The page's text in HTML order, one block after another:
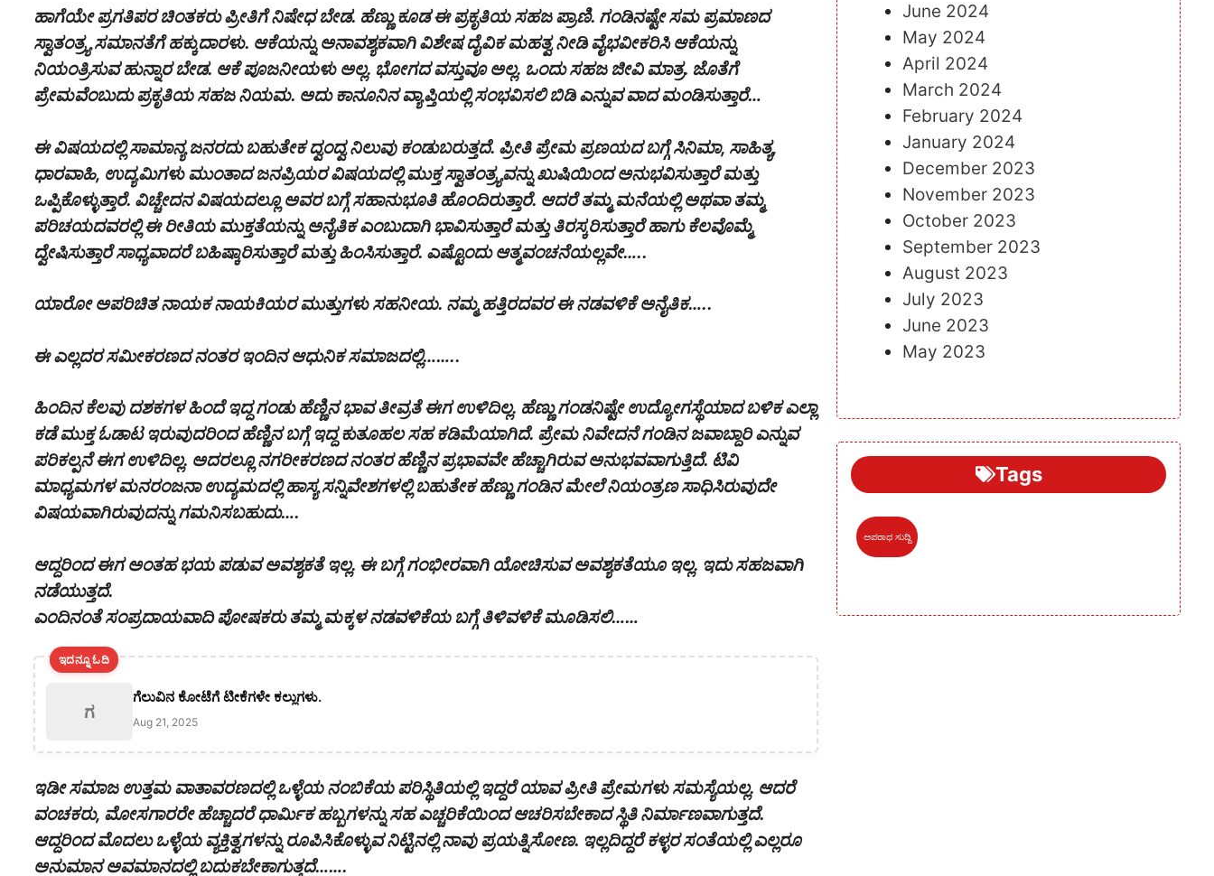
ಹಾಗೆಯೇ ಪ್ರಗತಿಪರ ಚಿಂತಕರು ಪ್ರೀತಿಗೆ ನಿಷೇಧ ಬೇಡ. ಹೆಣ್ಣು ಕೂಡ ಈ ಪ್ರಕೃತಿಯ ಸಹಜ ಪ್ರಾಣಿ. ಗಂಡಿನಷ್ಟೇ ಸಮ ಪ್ರಮಾಣದ
ಸ್ವಾತಂತ್ರ್ಯ ಸಮಾನತೆಗೆ ಹಕ್ಕುದಾರಳು. ಆಕೆಯನ್ನು ಅನಾವಶ್ಯಕವಾಗಿ ವಿಶೇಷ ದೈವಿಕ ಮಹತ್ವ ನೀಡಿ ವೈಭವೀಕರಿಸಿ ಆಕೆಯನ್ನು
ನಿಯಂತ್ರಿಸುವ ಹುನ್ನಾರ ಬೇಡ. ಆಕೆ ಪೂಜನೀಯಳು ಅಲ್ಲ. ಭೋಗದ ವಸ್ತುವೂ ಅಲ್ಲ. ಒಂದು ಸಹಜ ಜೀವಿ ಮಾತ್ರ. ಜೊತೆಗೆ
ಪ್ರೇಮವೆಂಬುದು ಪ್ರಕೃತಿಯ ಸಹಜ ನಿಯಮ. ಅದು ಕಾನೂನಿನ ವ್ಯಾಪ್ತಿಯಲ್ಲಿ ಸಂಭವಿಸಲಿ ಬಿಡಿ ಎನ್ನುವ ವಾದ ಮಂಡಿಸುತ್ತಾರೆ…
ಈ ವಿಷಯದಲ್ಲಿ ಸಾಮಾನ್ಯ ಜನರದು ಬಹುತೇಕ ದ್ವಂದ್ವ ನಿಲುವು ಕಂಡುಬರುತ್ತದೆ. ಪ್ರೀತಿ ಪ್ರೇಮ ಪ್ರಣಯದ ಬಗ್ಗೆ ಸಿನಿಮಾ, ಸಾಹಿತ್ಯ,
ಧಾರವಾಹಿ, ಉದ್ಯಮಿಗಳು ಮುಂತಾದ ಜನಪ್ರಿಯರ ವಿಷಯದಲ್ಲಿ ಮುಕ್ತ ಸ್ವಾತಂತ್ರ್ಯವನ್ನು ಖುಷಿಯಿಂದ ಅನುಭವಿಸುತ್ತಾರೆ ಮತ್ತು
ಒಪ್ಪಿಕೊಳ್ಳುತ್ತಾರೆ. ವಿಚ್ಚೇದನ ವಿಷಯದಲ್ಲೂ ಅವರ ಬಗ್ಗೆ ಸಹಾನುಭೂತಿ ಹೊಂದಿರುತ್ತಾರೆ. ಆದರೆ ತಮ್ಮ ಮನೆಯಲ್ಲಿ ಅಥವಾ ತಮ್ಮ
ಪರಿಚಯದವರಲ್ಲಿ ಈ ರೀತಿಯ ಮುಕ್ತತೆಯನ್ನು ಅನೈತಿಕ ಎಂಬುದಾಗಿ ಭಾವಿಸುತ್ತಾರೆ ಮತ್ತು ತಿರಸ್ಕರಿಸುತ್ತಾರೆ ಹಾಗು ಕೆಲವೊಮ್ಮೆ
ದ್ವೇಷಿಸುತ್ತಾರೆ ಸಾಧ್ಯವಾದರೆ ಬಹಿಷ್ಕಾರಿಸುತ್ತಾರೆ ಮತ್ತು ಹಿಂಸಿಸುತ್ತಾರೆ. ಎಷ್ಟೊಂದು ಆತ್ಮವಂಚನೆಯಲ್ಲವೇ…..
ಯಾರೋ ಅಪರಿಚಿತ ನಾಯಕ ನಾಯಕಿಯರ ಮುತ್ತುಗಳು ಸಹನೀಯ. ನಮ್ಮ ಹತ್ತಿರದವರ ಈ ನಡವಳಿಕೆ ಅನೈತಿಕ…..
ಈ ಎಲ್ಲದರ ಸಮೀಕರಣದ ನಂತರ ಇಂದಿನ ಆಧುನಿಕ ಸಮಾಜದಲ್ಲಿ……..
ಹಿಂದಿನ ಕೆಲವು ದಶಕಗಳ ಹಿಂದೆ ಇದ್ದ ಗಂಡು ಹೆಣ್ಣಿನ ಭಾವ ತೀವ್ರತೆ ಈಗ ಉಳಿದಿಲ್ಲ. ಹೆಣ್ಣು ಗಂಡನಿಷ್ಟೇ ಉದ್ಯೋಗಸ್ಥೆಯಾದ ಬಳಿಕ ಎಲ್ಲಾ
ಕಡೆ ಮುಕ್ತ ಓಡಾಟ ಇರುವುದರಿಂದ ಹೆಣ್ಣಿನ ಬಗ್ಗೆ ಇದ್ದ ಕುತೂಹಲ ಸಹ ಕಡಿಮೆಯಾಗಿದೆ. ಪ್ರೇಮ ನಿವೇದನೆ ಗಂಡಿನ ಜವಾಬ್ದಾರಿ ಎನ್ನುವ
ಪರಿಕಲ್ಪನೆ ಈಗ ಉಳಿದಿಲ್ಲ. ಅದರಲ್ಲೂ ನಗರೀಕರಣದ ನಂತರ ಹೆಣ್ಣಿನ ಪ್ರಭಾವವೇ ಹೆಚ್ಚಾಗಿರುವ ಅನುಭವವಾಗುತ್ತಿದೆ. ಟಿವಿ
ಮಾಧ್ಯಮಗಳ ಮನರಂಜನಾ ಉದ್ಯಮದಲ್ಲಿ ಹಾಸ್ಯ ಸನ್ನಿವೇಶಗಳಲ್ಲಿ ಬಹುತೇಕ ಹೆಣ್ಣು ಗಂಡಿನ ಮೇಲೆ ನಿಯಂತ್ರಣ ಸಾಧಿಸಿರುವುದೇ
ವಿಷಯವಾಗಿರುವುದನ್ನು ಗಮನಿಸಬಹುದು….
ಆದ್ದರಿಂದ ಈಗ ಅಂತಹ ಭಯ ಪಡುವ ಅವಶ್ಯಕತೆ ಇಲ್ಲ. ಈ ಬಗ್ಗೆ ಗಂಭೀರವಾಗಿ ಯೋಚಿಸುವ ಅವಶ್ಯಕತೆಯೂ ಇಲ್ಲ. ಇದು ಸಹಜವಾಗಿ
ನಡೆಯುತ್ತದೆ.
ಎಂದಿನಂತೆ ಸಂಪ್ರದಾಯವಾದಿ ಪೋಷಕರು ತಮ್ಮ ಮಕ್ಕಳ ನಡವಳಿಕೆಯ ಬಗ್ಗೆ ತಿಳಿವಳಿಕೆ ಮೂಡಿಸಲಿ……
ಇದನ್ನೂ ಓದಿ
ಗ
ಗೆಲುವಿನ ಕೋಟೆಗೆ ಟೀಕೆಗಳೇ ಕಲ್ಲುಗಳು.
Aug 21, 2025
ಇಡೀ ಸಮಾಜ ಉತ್ತಮ ವಾತಾವರಣದಲ್ಲಿ ಒಳ್ಳೆಯ ನಂಬಿಕೆಯ ಪರಿಸ್ಥಿತಿಯಲ್ಲಿ ಇದ್ದರೆ ಯಾವ ಪ್ರೀತಿ ಪ್ರೇಮಗಳು ಸಮಸ್ಯೆಯಲ್ಲ. ಆದರೆ
ವಂಚಕರು, ಮೋಸಗಾರರೇ ಹೆಚ್ಚಾದರೆ ಧಾರ್ಮಿಕ ಹಬ್ಬಗಳನ್ನು ಸಹ ಎಚ್ಚರಿಕೆಯಿಂದ ಆಚರಿಸಬೇಕಾದ ಸ್ಥಿತಿ ನಿರ್ಮಾಣವಾಗುತ್ತದೆ.
ಆದ್ದರಿಂದ ಮೊದಲು ಒಳ್ಳೆಯ ವ್ಯಕ್ತಿತ್ವಗಳನ್ನು ರೂಪಿಸಿಕೊಳ್ಳುವ ನಿಟ್ಟಿನಲ್ಲಿ ನಾವು ಪ್ರಯತ್ನಿಸೋಣ. ಇಲ್ಲದಿದ್ದರೆ ಕಳ್ಳರ ಸಂತೆಯಲ್ಲಿ ಎಲ್ಲರೂ
ಅನುಮಾನ ಅವಮಾನದಲ್ಲಿ ಬದುಕಬೇಕಾಗುತ್ತದೆ…….
June 2024
May 2024
April 2024
March 2024
February 2024
January 2024
December 2023
November 2023
October 2023
September 2023
August 2023
July 2023
June 2023
May 2023
Tags
ಅಪರಾಧ ಸುದ್ದಿ